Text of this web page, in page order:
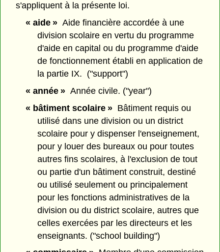
s'appliquent à la présente loi.
« aide »Aide financière accordée à une
division scolaire en vertu du programme
d'aide en capital ou du programme d'aide
de fonctionnement établi en application de
la partie IX. ("support")
« année »Année civile. ("year")
« bâtiment scolaire »Bâtiment requis ou
utilisé dans une division ou un district
scolaire pour y dispenser l'enseignement,
pour y louer des bureaux ou pour toutes
autres fins scolaires, à l'exclusion de tout
ou partie d'un bâtiment construit, destiné
ou utilisé seulement ou principalement
pour les fonctions administratives de la
division ou du district scolaire, autres que
celles exercées par les directeurs et les
enseignants. ("school building")